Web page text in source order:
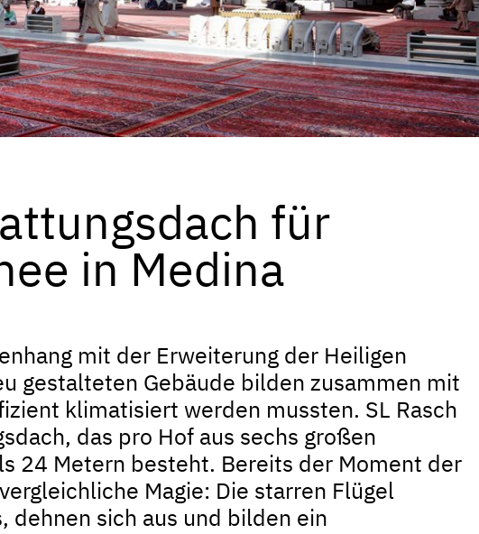
für
in Medina
mit der Erweiterung der Heiligen
gestalteten Gebäude bilden zusammen mit
klimatisiert werden mussten. SL Rasch
das pro Hof aus sechs großen
24 Metern besteht. Bereits der Moment der
Magie: Die starren Flügel
dehnen sich aus und bilden ein